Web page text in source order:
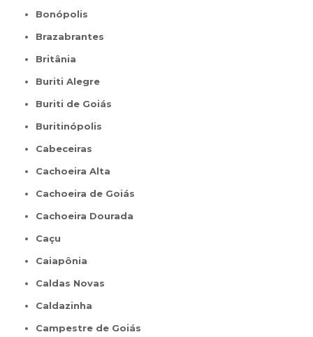
Bonópolis
Brazabrantes
Britânia
Buriti Alegre
Buriti de Goiás
Buritinópolis
Cabeceiras
Cachoeira Alta
Cachoeira de Goiás
Cachoeira Dourada
Caçu
Caiapônia
Caldas Novas
Caldazinha
Campestre de Goiás